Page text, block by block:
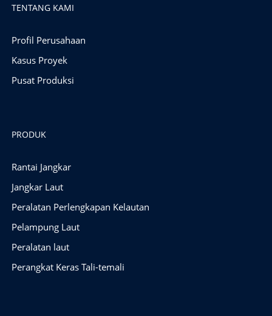
TENTANG KAMI
Profil Perusahaan
Kasus Proyek
Pusat Produksi
PRODUK
Rantai Jangkar
Jangkar Laut
Peralatan Perlengkapan Kelautan
Pelampung Laut
Peralatan laut
Perangkat Keras Tali-temali